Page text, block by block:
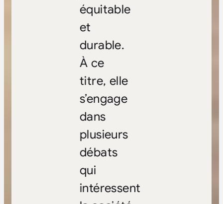
équitable
et
durable.
À ce
titre, elle
s’engage
dans
plusieurs
débats
qui
intéressent